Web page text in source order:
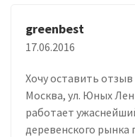
greenbest
17.06.2016
Хочу оставить
Москва, ул. Юных
работает
деревенского рынка